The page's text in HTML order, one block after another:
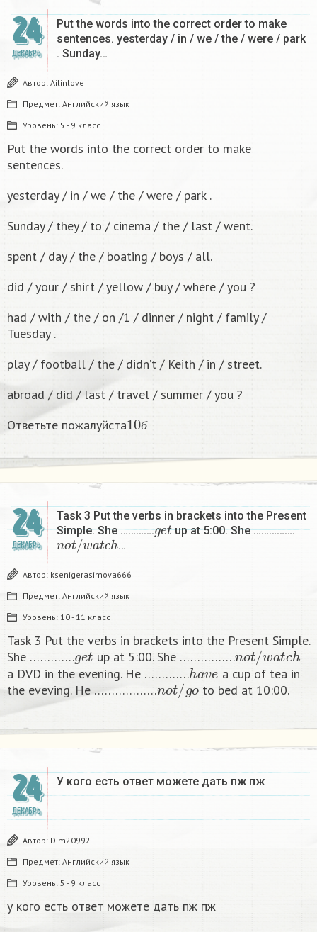
24
ДЕКАБРЬ
Put the words into the correct order to make
sentences. yesterday / in / we / the / were / park
. Sunday…
Автор: Ailinlove
Предмет: Английский язык
Уровень: 5 - 9 класс
Put the words into the correct order to make
sentences.
yesterday / in / we / the / were / park .
Sunday / they / to / cinema / the / last / went.
spent / day / the / boating / boys / all.
did / your / shirt / yellow / buy / where / you ?
had / with / the / on /1 / dinner / night / family /
Tuesday .
play / football / the / didn’t / Keith / in / street.
abroad / did / last / travel / summer / you ?
Ответьте пожалуйста
б
10
24
ДЕКАБРЬ
Task 3 Put the verbs in brackets into the Present
Simple. She ………….
g et
up at 5:00. She …………….
not/watch
…
Автор: ksenigerasimova666
Предмет: Английский язык
Уровень: 10 - 11 класс
Task 3 Put the verbs in brackets into the Present Simple.
She ………….
get
up at 5:00. She …………….
not/w atch
a DVD in the evening. He ………….
have
a cup of tea in
the eveving. He ………………
not/go
to bed at 10:00. ​
24
ДЕКАБРЬ
У кого есть ответ можете дать пж пж ​
Автор: Dim20992
Предмет: Английский язык
Уровень: 5 - 9 класс
у кого есть ответ можете дать пж пж